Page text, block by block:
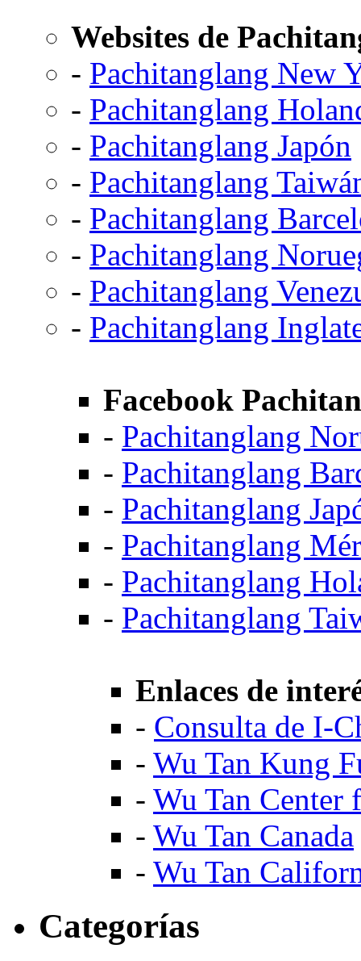
Websites de
- Pachitanglang New
- Pachitanglang
- Pachitanglang Japón
- Pachitanglang
- Pachitanglang
- Pachitanglang
- Pachitanglang
- Pachitanglang
Facebook
- Pachitanglang
- Pachitanglang
- Pachitanglang
- Pachitanglang
- Pachitanglang
- Pachitanglang
Enlaces de
- Consulta de I-
- Wu Tan Kung
- Wu Tan
- Wu Tan Canada
- Wu Tan
Categorías